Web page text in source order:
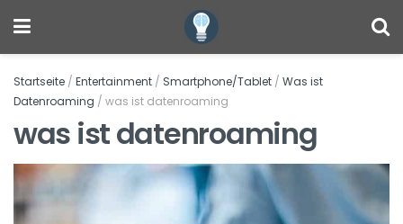
Startseite / Entertainment / Smartphone/Tablet / Was ist
Datenroaming / was ist datenroaming
was ist datenroaming